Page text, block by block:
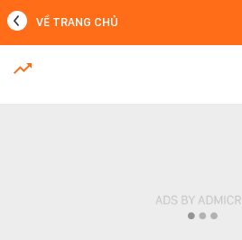
MỚI NHẤT
VỀ TRANG CHỦ